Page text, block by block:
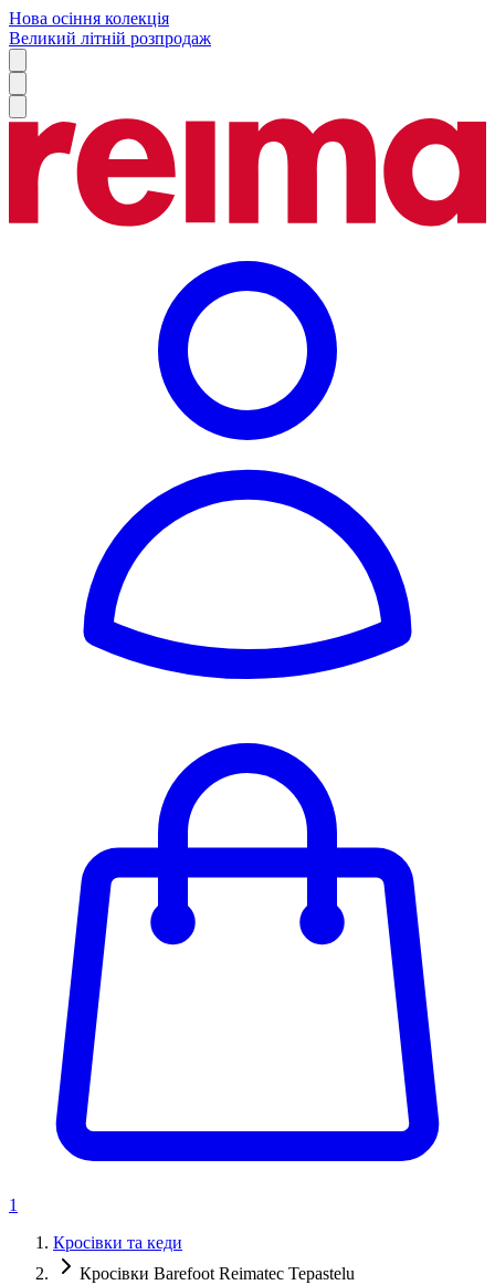
Нова осіння колекція
Великий літній розпродаж
1
Кросівки та кеди
Кросівки Barefoot Reimatec Tepastelu